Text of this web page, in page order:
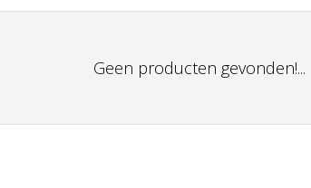
Geen producten gevonden!...